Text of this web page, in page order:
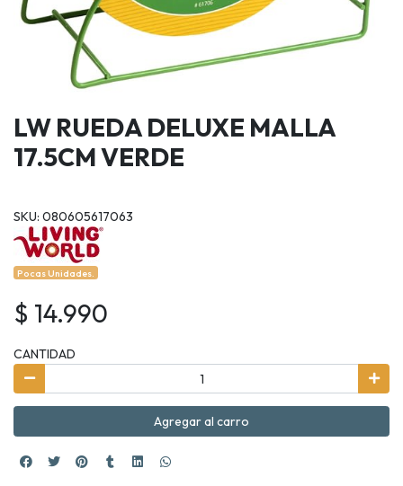
LW RUEDA DELUXE MALLA
17.5CM VERDE
SKU: 080605617063
Pocas Unidades.
$ 14.990
CANTIDAD
Agregar al carro